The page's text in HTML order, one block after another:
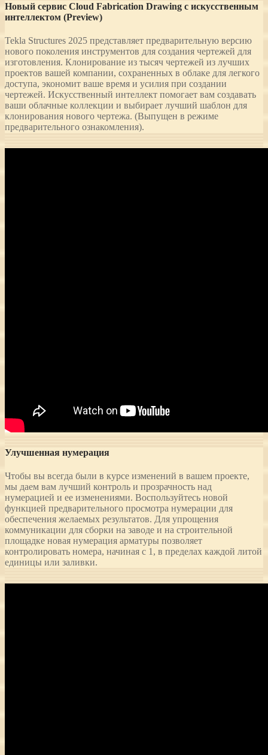
Новый сервис Cloud Fabrication Drawing с искусственным
интеллектом (Preview)
Tekla Structures 2025 представляет предварительную версию
нового поколения инструментов для создания чертежей для
изготовления. Клонирование из тысяч чертежей из лучших
проектов вашей компании, сохраненных в облаке для легкого
доступа, экономит ваше время и усилия при создании
чертежей. Искусственный интеллект помогает вам создавать
ваши облачные коллекции и выбирает лучший шаблон для
клонирования нового чертежа. (Выпущен в режиме
предварительного ознакомления).
Улучшенная нумерация
Чтобы вы всегда были в курсе изменений в вашем проекте,
мы даем вам лучший контроль и прозрачность над
нумерацией и ее изменениями. Воспользуйтесь новой
функцией предварительного просмотра нумерации для
обеспечения желаемых результатов. Для упрощения
коммуникации для сборки на заводе и на строительной
площадке новая нумерация арматуры позволяет
контролировать номера, начиная с 1, в пределах каждой литой
единицы или заливки.